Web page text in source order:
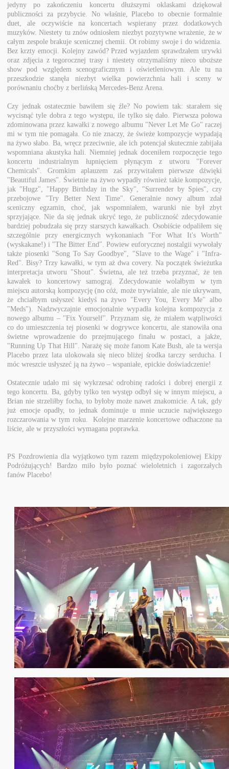
jedyny po zakończeniu koncertu dłuższymi oklaskami dziękował
publiczności za przybycie. No właśnie, Placebo to obecnie formalnie
duet, ale oczywiście na koncertach wspierany przez dodatkowych
muzyków. Niestety tu znów odniosłem niezbyt pozytywne wrażenie, że w
całym zespole brakuje scenicznej chemii. Ot robimy swoje i do widzenia.
Bez krzty emocji. Kolejny zawód? Przed wyjazdem sprawdzałem urywki
oraz zdjęcia z tegorocznej trasy i niestety otrzymaliśmy nieco uboższe
show pod względem scenograficznym i oświetleniowym. Ale tu na
przeszkodzie stanęła niezbyt wielka powierzchnia hali i sceny w
porównaniu choćby z berlińską Mercedes-Benz Arena.
Czy jednak ostatecznie bawiłem się źle? No powiem tak: starałem się
wycisnąć tyle dobra z tego występu, ile tylko się dało. Pierwsza połowa
zdominowana przez kawałki z nowego albumu "Never Let Me Go" raczej
mi w tym nie pomagała. Co nie znaczy, że świeże kompozycje wypadają
na żywo słabo. Ba, wręcz przeciwnie, ale ich potencjał skutecznie zabijała
wspomniana akustyka hali. Niemniej jednak doceniłem rozpoczęcie tego
koncertu industrialnym łupnięciem płynącym z utworu "Forever
Chemicals". Gromkim aplauzem zaś przywitałem pierwsze dźwięki
"Beautiful James". Świetnie na żywo wypadły również takie kompozycje,
jak "Hugz", "Happy Birthday in the Sky", "Surrender by Spies", czy
przebojowe "Try Better Next Time". Generalnie nowy album zdał
sceniczny egzamin, choć, jak wspomniałem, warunki nie był zbyt
sprzyjające. Nie da się jednak ukryć tego, że publiczność zdecydowanie
bardziej pobudzała się przy starszych kawałkach. Osobiście odpaliłem się
szczególnie przy energicznych wykonaniach "For What It's Worth"
(wyskakane!) i "The Bitter End". Powiew euforycznej nostalgii wywołały
także piosenki "Song To Say Goodbye", "Slave to the Wage" i "Infra-
Red". Bisy? Trzy kawałki, w tym aż dwa covery. Na początek świeżutka
interpretacja utworu "Shout". Świetna, ale też trzeba przyznać, że ten
kawałek to koncertowy samograj. Zdecydowanie wolałbym w tym
miejscu autorską kompozycję (no cóż, może trywialnie, ale nie ukrywam,
że chciałbym usłyszeć kiedyś na żywo "Every You, Every Me" albo
"Meds"). Nadzwyczajnie emocjonalnie wypadła kolejna kompozycja z
nowego albumu – "Fix Yourself". Przyznam się, że miałem wątpliwości
co do umieszczenia tej piosenki w dogrywce koncertu, ale stanowiła ona
świetne wprowadzenie do przejmującego finału w postaci, a jakże,
"Running Up That Hill". Narażę się może fanom Kate Bush, ale ta wersja
Placebo przez lata ulokowała się nieco bliżej środka tarczy serducha. I
móc wreszcie usłyszeć ją na żywo – wspaniałe, epickie doświadczenie!
Ostatecznie udało mi się wykrzesać odrobinę radości i dobrej energii z
tego koncertu. Ba, gdyby tylko ten występ odbył się w innym miejscu, a
Brian nie strzeliłby focha, to byłoby może nawet znakomicie. A tak, gdy
już emocje opadły, to jednak dominuje u mnie uczucie największego
rozczarowania w tym roku. Kolejne marzenie koncertowe odhaczone na
liście, ale w przyszłości wymagana poprawka.
PS Pozdrowienia dla wyjątkowo tym razem międzypokoleniowej Ekipy
Podróżujących! Bardzo miło było poznać wieloletnich i zagorzałych
fanów Placebo!